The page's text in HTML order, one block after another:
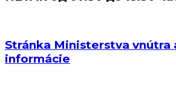
Stránka Ministerstva vnútra
informácie